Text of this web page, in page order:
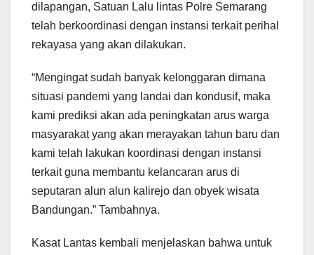
dilapangan, Satuan Lalu lintas Polre Semarang
telah berkoordinasi dengan instansi terkait perihal
rekayasa yang akan dilakukan.
“Mengingat sudah banyak kelonggaran dimana
situasi pandemi yang landai dan kondusif, maka
kami prediksi akan ada peningkatan arus warga
masyarakat yang akan merayakan tahun baru dan
kami telah lakukan koordinasi dengan instansi
terkait guna membantu kelancaran arus di
seputaran alun alun kalirejo dan obyek wisata
Bandungan.” Tambahnya.
Kasat Lantas kembali menjelaskan bahwa untuk